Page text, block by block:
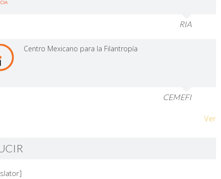
RIA
Centro Mexicano para la Filantropía
CEMEFI
Ver